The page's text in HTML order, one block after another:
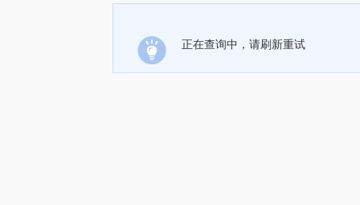
正在查询中，请刷新重试